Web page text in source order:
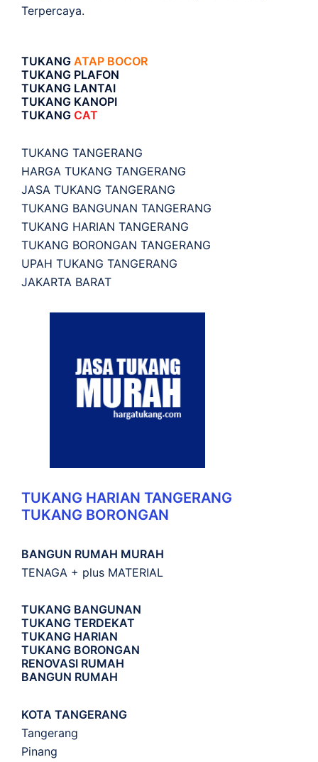
Terpercaya.
TUKANG ATAP BOCOR
TUKANG PLAFON
TUKANG LANTAI
TUKANG KANOPI
TUKANG CAT
TUKANG TANGERANG
HARGA TUKANG TANGERANG
JASA TUKANG TANGERANG
TUKANG BANGUNAN TANGERANG
TUKANG HARIAN TANGERANG
TUKANG BORONGAN TANGERANG
UPAH TUKANG TANGERANG
JAKARTA BARAT
TUKANG HARIAN TANGERANG
TUKANG BORONGAN
BANGUN RUMAH MURAH
TENAGA + plus MATERIAL
TUKANG BANGUNAN
TUKANG TERDEKAT
TUKANG HARIAN
TUKANG BORONGAN
RENOVASI RUMAH
BANGUN RUMAH
KOTA TANGERANG
Tangerang
Pinang